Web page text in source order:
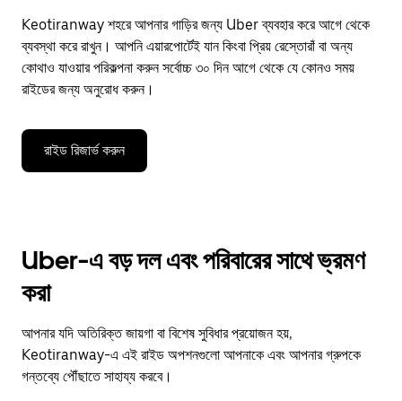
Keotiranway শহরে আপনার গাড়ির জন্য Uber ব্যবহার করে আগে থেকে
ব্যবস্থা করে রাখুন। আপনি এয়ারপোর্টেই যান কিংবা প্রিয় রেস্তোরাঁ বা অন্য
কোথাও যাওয়ার পরিকল্পনা করুন সর্বোচ্চ ৩০ দিন আগে থেকে যে কোনও সময়
রাইডের জন্য অনুরোধ করুন।
রাইড রিজার্ভ করুন
Uber-এ বড় দল এবং পরিবারের সাথে ভ্রমণ
করা
আপনার যদি অতিরিক্ত জায়গা বা বিশেষ সুবিধার প্রয়োজন হয়,
Keotiranway-এ এই রাইড অপশনগুলো আপনাকে এবং আপনার গ্রুপকে
গন্তব্যে পৌঁছাতে সাহায্য করবে।